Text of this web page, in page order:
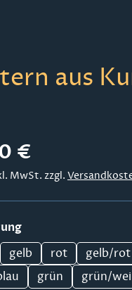
aus
Preis:
€
MwSt. zzgl.
auswählen
gelb rot gelb/rot
grün grün/